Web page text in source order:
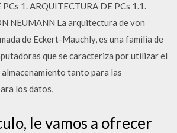
1. ARQUITECTURA DE PCs 1.1.
NEUMANN La arquitectura de von
de Eckert-Mauchly, es una familia de
que se caracteriza por utilizar el
tanto para las
los datos,
le vamos a ofrecer